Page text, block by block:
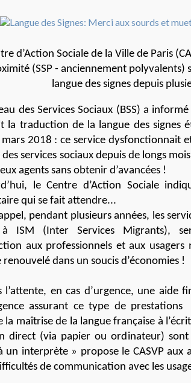
d’Action Sociale de la Ville de Paris
(SSP - anciennement
langue des signes depuis
des Services Sociaux (BSS) a
la traduction de la langue des signes
2018 : ce service dysfonctionnait
services sociaux depuis de longs
agents sans obtenir d’avancées !
le Centre d’Action Sociale
qui se fait attendre...
pendant plusieurs années, les
ISM (Inter Services Migrants),
aux professionnels et aux
renouvelé dans un soucis d’économies !
l’attente, en cas d’urgence, une aide
assurant ce type de prestations
la maîtrise de la langue française à
direct (via papier ou ordinateur)
un interprète » propose le CASVP
de communication avec les